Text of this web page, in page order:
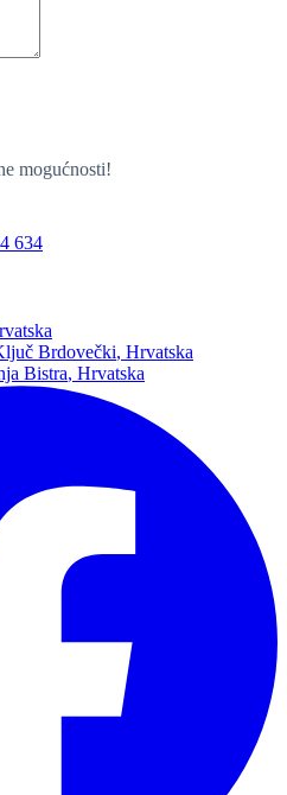
mogućnosti!
634
Brdovečki, Hrvatska
Bistra, Hrvatska